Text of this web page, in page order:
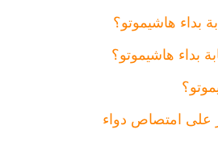
بداء هاشيموتو؟
بداء هاشيموتو؟
على امتصاص دواء